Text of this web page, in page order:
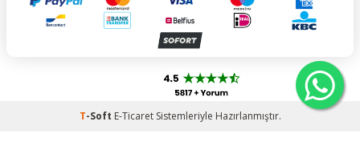
T-Soft E-TicaretSistemleriyle Hazırlanmıştır.